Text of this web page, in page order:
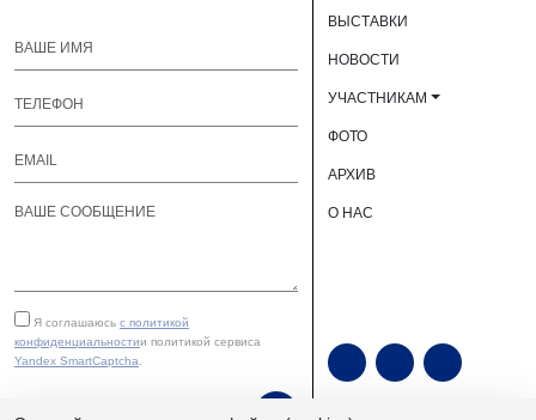
Я соглашаюсь с политикой
конфиденциальностии политикой сервиса
Yandex SmartCaptcha
ВЫСТАВКИ
НОВОСТИ
УЧАСТНИКАМ
ФОТО
АРХИВ
О НАС